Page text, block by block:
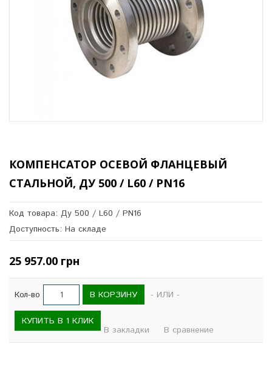
КОМПЕНСАТОР ОСЕВОЙ ФЛАНЦЕВЫЙ
СТАЛЬНОЙ, ДУ 500 / L60 / PN16
Код товара: Ду 500 / L60 / PN16
Доступность: На складе
25 957.00 грн
Кол-во В КОРЗИНУ - ИЛИ -
КУПИТЬ В 1 КЛИК
В закладки В сравнение